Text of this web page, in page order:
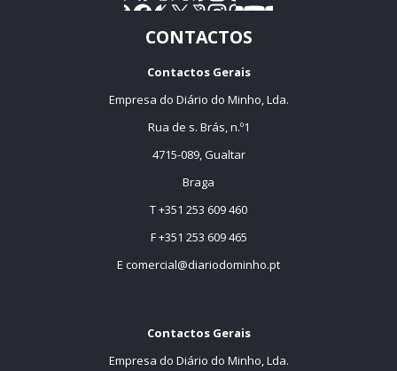
CONTACTOS
Contactos Gerais
Empresa do Diário do Minho, Lda.
Rua de s. Brás, n.º1
4715-089, Gualtar
Braga
T +351 253 609 460
F +351 253 609 465
E comercial@diariodominho.pt
Contactos Gerais
Empresa do Diário do Minho, Lda.